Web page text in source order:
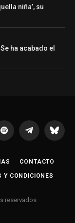
niña’, su
ha acabado el
Spotify Telegrama
CONTACTO
Y CONDICIONES
reservados